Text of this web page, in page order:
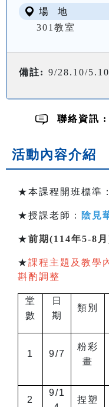
場 地
301教室
備註: 9/28.10/
聯絡資訊 :
活動內容介紹
★本課程開班標準：
★授課老師： 陰見
★前期(114年5-8
★課程主題及教學
斟酌調整
堂
數
日
期
類別
1 9/7
粉彩
畫
2
9/1
捏塑